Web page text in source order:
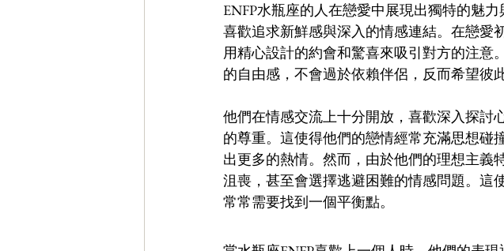
ENFP水瓶座的人在戀愛中展現出獨特的魅
喜歡追求新鮮感與深入的情感連結。在戀愛
用精心設計的約會和驚喜來吸引對方的注意
的自由感，不會過於依賴伴侶，反而希望彼
他們在情感交流上十分開放，喜歡深入探討
的尊重。這使得他們的戀情經常充滿思想碰
出更多的熱情。然而，由於他們的理想主義
沮喪，甚至會選擇逃避困難的情感問題。這
常常需要找到一個平衡點。